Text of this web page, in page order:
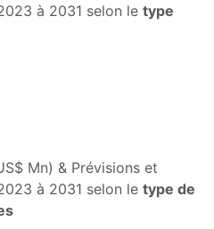
à 2031 selon le type
Mn) & Prévisions et
à 2031 selon le type de